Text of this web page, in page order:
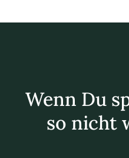
Wenn Du
so nicht